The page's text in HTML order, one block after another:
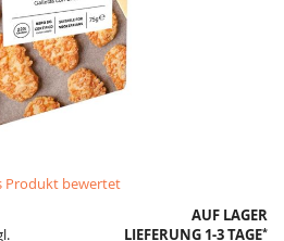
Produkt bewertet
AUF LAGER
LIEFERUNG 1-3 TAGE*